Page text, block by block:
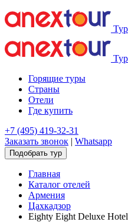
Горящие туры
Страны
Отели
Где купить
+7 (495) 419-32-31
Заказать звонок | Whatsapp
Подобрать тур
Главная
Каталог отелей
Армения
Цахкадзор
Eighty Eight Deluxe